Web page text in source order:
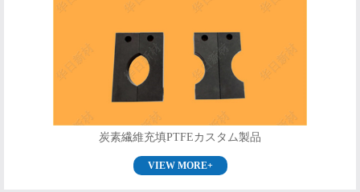
炭素繊維充填PTFEカスタム製品
VIEW MORE+